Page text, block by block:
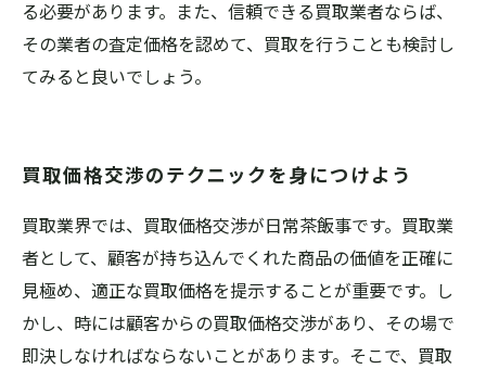
る必要があります。また、信頼できる買取業者ならば、
その業者の査定価格を認めて、買取を行うことも検討し
てみると良いでしょう。
買取価格交渉のテクニックを身につけよう
買取業界では、買取価格交渉が日常茶飯事です。買取業
者として、顧客が持ち込んでくれた商品の価値を正確に
見極め、適正な買取価格を提示することが重要です。し
かし、時には顧客からの買取価格交渉があり、その場で
即決しなければならないことがあります。そこで、買取